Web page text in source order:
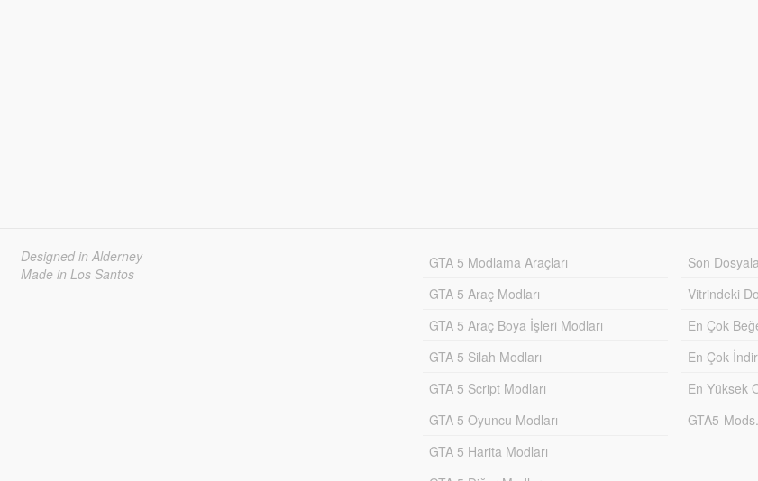
Designed in Alderney
Made in Los Santos
GTA 5 Modlama Araçları
GTA 5 Araç Modları
GTA 5 Araç Boya İşleri Modları
GTA 5 Silah Modları
GTA 5 Script Modları
GTA 5 Oyuncu Modları
GTA 5 Harita Modları
Son
Vitrindeki
En Çok
En Çok
En Yüksek
GTA5-